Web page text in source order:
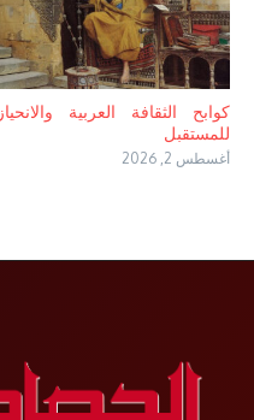
كوابح الثقافة العربية والانحياز
للمستقبل
أغسطس 2, 2026